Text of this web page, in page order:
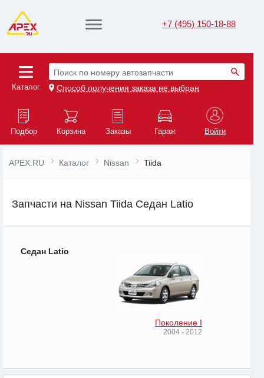
+7 (495) 150-18-88
Каталог
Поиск по номеру автозапчасти
Способ получения заказа не выбран
Подбор Корзина Заказы Гараж Войти
APEX.RU Каталог Nissan Tiida
Запчасти на Nissan Tiida Седан Latio
Седан Latio
Поколение I
2004 - 2012